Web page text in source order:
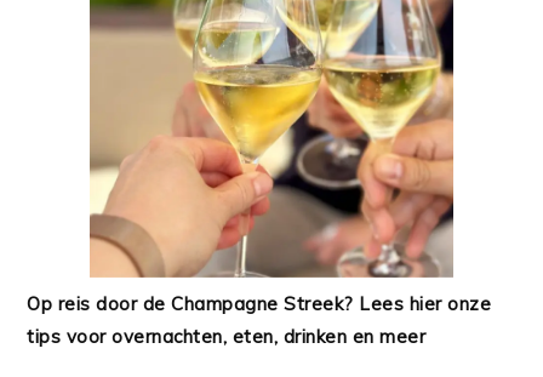
Op reis door de Champagne Streek? Lees hier onze
tips voor overnachten, eten, drinken en meer